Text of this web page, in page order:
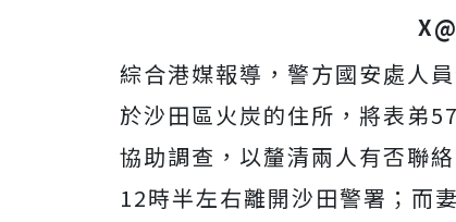
綜合港媒報導， 警方國安處人
於沙田區火炭的住所，將表弟
協助調查，以釐清兩人有否聯
12時半左右離開沙田警署；而